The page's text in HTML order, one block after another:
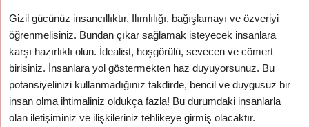
Gizil gücünüz insancıllıktır. Ilımlılığı, bağışlamayı ve özveriyi
öğrenmelisiniz. Bundan çıkar sağlamak isteyecek insanlara
karşı hazırlıklı olun. İdealist, hoşgörülü, sevecen ve cömert
birisiniz. İnsanlara yol göstermekten haz duyuyorsunuz. Bu
potansiyelinizi kullanmadığınız takdirde, bencil ve duygusuz bir
insan olma ihtimaliniz oldukça fazla! Bu durumdaki insanlarla
olan iletişiminiz ve ilişkileriniz tehlikeye girmiş olacaktır.